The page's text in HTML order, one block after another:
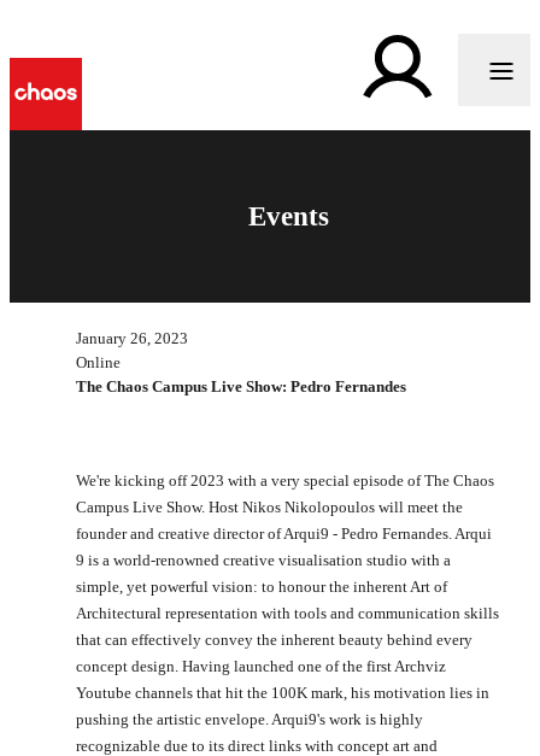
Events
January 26, 2023
Online
The Chaos Campus Live Show: Pedro Fernandes
We're kicking off 2023 with a very special episode of The Chaos
Campus Live Show. Host Nikos Nikolopoulos will meet the
founder and creative director of Arqui9 - Pedro Fernandes. Arqui
9 is a world-renowned creative visualisation studio with a
simple, yet powerful vision: to honour the inherent Art of
Architectural representation with tools and communication skills
that can effectively convey the inherent beauty behind every
concept design. Having launched one of the first Archviz
Youtube channels that hit the 100K mark, his motivation lies in
pushing the artistic envelope. Arqui9's work is highly
recognizable due to its direct links with concept art and